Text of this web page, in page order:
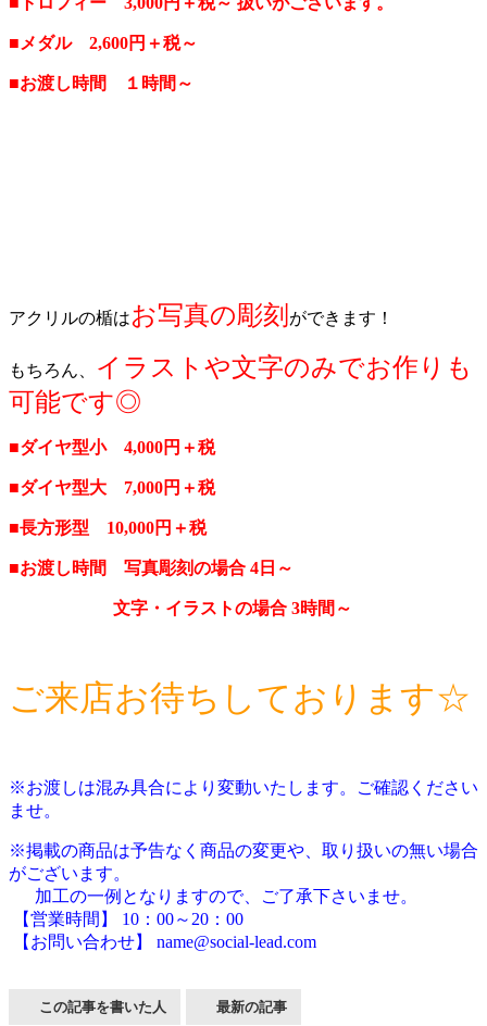
■メダル 2,600円＋税～
■お渡し時間 １時間～
アクリルの楯はお写真の彫刻 ができます！
もちろん、
イラストや文字のみでお作りも
可能です◎
■ダイヤ型小 4,000円＋税
■ダイヤ型大 7,000円＋税
■長方形型 10,000円＋税
■お渡し時間 写真彫刻の場合 4日～
文字・イラストの場合 3時間～
ご来店お待ちしております☆
※お渡しは混み具合により変動いたします。ご確認ください
ませ。
※掲載の商品は予告なく商品の変更や、取り扱いの無い場合
がございます。
加工の一例となりますので、ご了承下さいませ。
【営業時間】 10：00～20：00
【お問い合わせ】 name@social-lead.com
この記事を書いた人 最新の記事